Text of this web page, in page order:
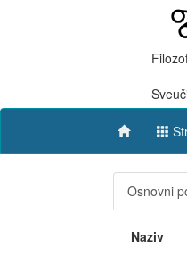
Osnovni
Naziv